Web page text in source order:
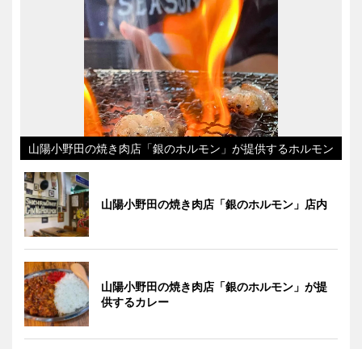
山陽小野田の焼き肉店「銀のホルモン」が提供するホルモン
山陽小野田の焼き肉店「銀のホルモン」店内
山陽小野田の焼き肉店「銀のホルモン」が提
供するカレー